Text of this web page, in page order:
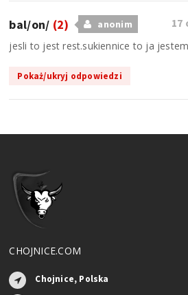
17
bal/on/ (2) anonim
jesli to jest rest.sukiennice to ja
Pokaż/ukryj odpowiedzi
CHOJNICE.COM
Chojnice, Polska